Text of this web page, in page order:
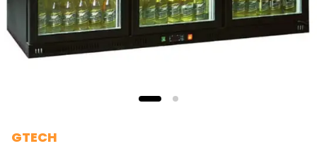
GTECH